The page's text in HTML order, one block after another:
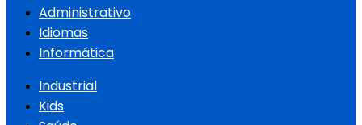
Administrativo
Idiomas
Informática
Industrial
Kids